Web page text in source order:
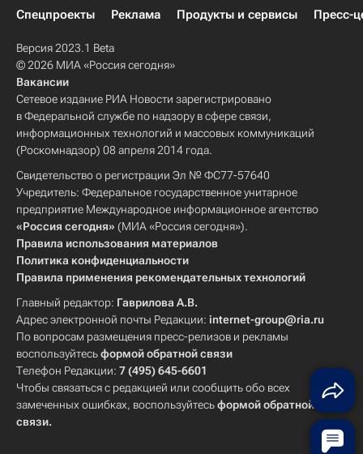
Спецпроекты
Реклама Продукты и сервисы Пресс-
Версия 2023.1 Beta
© 2026 МИА «Россия сегодня»
Вакансии
Сетевое издание РИА Новости зарегистрировано
в Федеральной службе по надзору в сфере связи,
информационных технологий и массовых коммуникаций
(Роскомнадзор) 08 апреля 2014 года.
Свидетельство о регистрации Эл № ФС77-57640
Учредитель: Федеральное государственное унитарное
предприятие Международное информационное агентство
«Россия сегодня» (МИА «Россия сегодня»).
Правила использования материалов
Политика конфиденциальности
Правила применения рекомендательных технологий
Главный редактор: Гаврилова А.В.
Адрес электронной почты Редакции: internet-group@ria.ru
По вопросам размещения пресс-релизов и рекламы
воспользуйтесьформой обратной связи
Телефон Редакции: 7 (495) 645-6601
Чтобы связаться с редакцией или сообщить обо всех
замеченных ошибках, воспользуйтесьформой обратной
связи.